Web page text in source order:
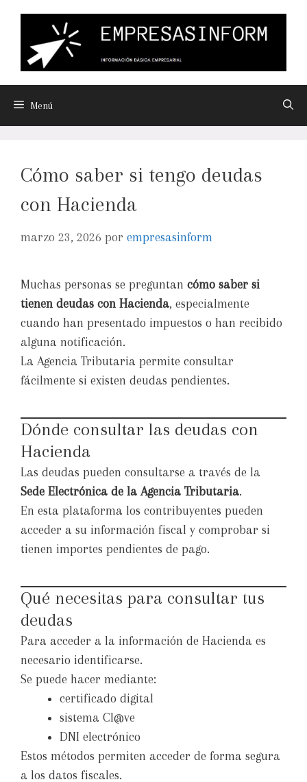
Menú
Cómo saber si tengo deudas
con Hacienda
marzo 23, 2026 por empresasinform
Muchas personas se preguntan cómo saber si
tienen deudas con Hacienda, especialmente
cuando han presentado impuestos o han recibido
alguna notificación.
La Agencia Tributaria permite consultar
fácilmente si existen deudas pendientes.
Dónde consultar las deudas con
Hacienda
Las deudas pueden consultarse a través de la
Sede Electrónica de la Agencia Tributaria.
En esta plataforma los contribuyentes pueden
acceder a su información fiscal y comprobar si
tienen importes pendientes de pago.
Qué necesitas para consultar tus
deudas
Para acceder a la información de Hacienda es
necesario identificarse.
Se puede hacer mediante:
certificado digital
sistema Cl@ve
DNI electrónico
Estos métodos permiten acceder de forma segura
a los datos fiscales.